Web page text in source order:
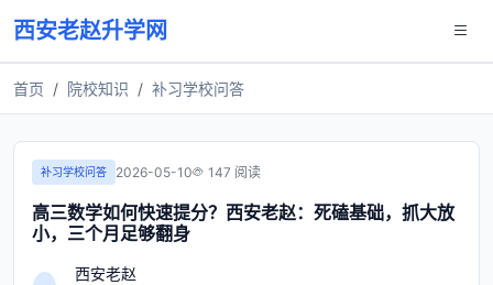
西安老赵升学网
首页 院校知识 补习学校问答
补习学校问答 2026-05-10 147 阅读
高三数学如何快速提分？西安老赵：死磕基础，抓大放
小，三个月足够翻身
西安老赵